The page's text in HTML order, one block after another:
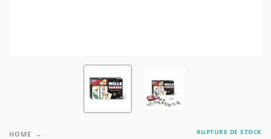
HOME
RUPTURE DE STOCK